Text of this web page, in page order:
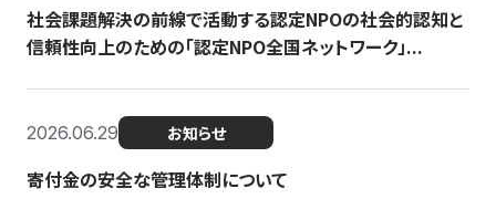
社会課題解決の前線で活動する認定NPOの社会的認知と
信頼性向上のための「認定NPO全国ネットワーク」...
2026.06.29 お知らせ
寄付金の安全な管理体制について